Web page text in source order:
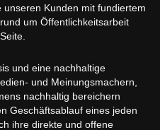
Kunden mit fundiertem
um Öffentlichkeitsarbeit
und eine nachhaltige
und Meinungsmachern,
nachhaltig bereichern
Geschäftsablauf eines jeden
ihre direkte und offene